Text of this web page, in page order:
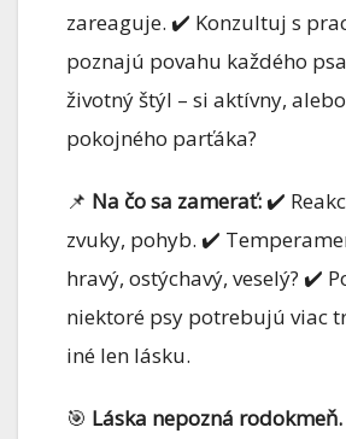
zareaguje. ✔️ Konzultuj s
poznajú povahu každého
životný štýl – si aktívny,
pokojného parťáka?
📌 Na čo sa zamerať: ✔️
zvuky, pohyb. ✔️
hravý, ostýchavý, veselý? ✔️
niektoré psy potrebujú viac
iné len lásku.
🎯 Láska nepozná rodokmeň.